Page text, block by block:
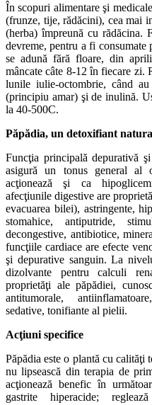
În scopuri alimentare şi
(frunze, tije, rădăcini), cea mai
(herba) împreună cu rădăcina.
devreme, pentru a fi
se adună fără floare, din
mâncate câte 8-12 în fiecare zi.
lunile iulie-octombrie, când
(principiu amar) şi de inulină.
la 40-500C.
Păpădia, un detoxifiant
Funcţia principală depurativă
asigură un tonus general al
acţionează şi ca
afecţiunile digestive are
evacuarea bilei), astringente,
stomahice, antiputride,
decongestive, antibiotice,
funcţiile cardiace are efecte
şi depurative sanguin. La
dizolvante pentru calculi
proprietăţi ale păpădiei,
antitumorale,
sedative, tonifiante al pielii.
Acţiuni specifice
Păpădia este o plantă cu calităţi
nu lipsească din terapia de
acţionează benefic în
gastrite hiperacide;